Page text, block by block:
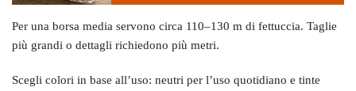
Per una borsa media servono circa 110–130 m di fettuccia. Taglie
più grandi o dettagli richiedono più metri.
Scegli colori in base all’uso: neutri per l’uso quotidiano e tinte